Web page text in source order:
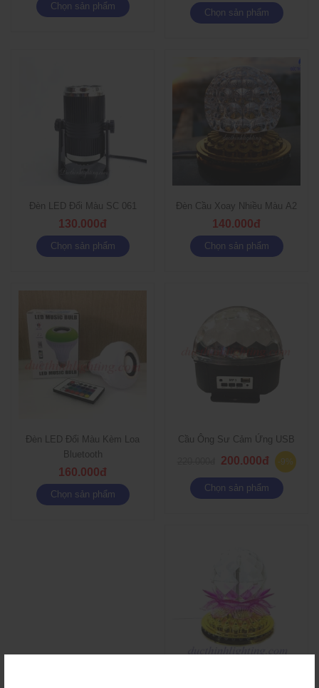
Chọn sản phẩm
Chọn sản phẩm
Đèn LED Đổi Màu SC 061
130.000đ
Chọn sản phẩm
Đèn Cầu Xoay Nhiều Màu A2
140.000đ
Chọn sản phẩm
Đèn LED Đổi Màu Kèm Loa
Bluetooth
160.000đ
Chọn sản phẩm
Cầu Ông Sư Cảm Ứng USB
200.000đ -9%
Chọn sản phẩm